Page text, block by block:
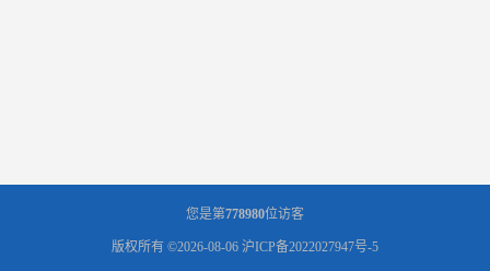
您是第778980位访客
版权所有 ©2026-08-06 沪ICP备2022027947号-5